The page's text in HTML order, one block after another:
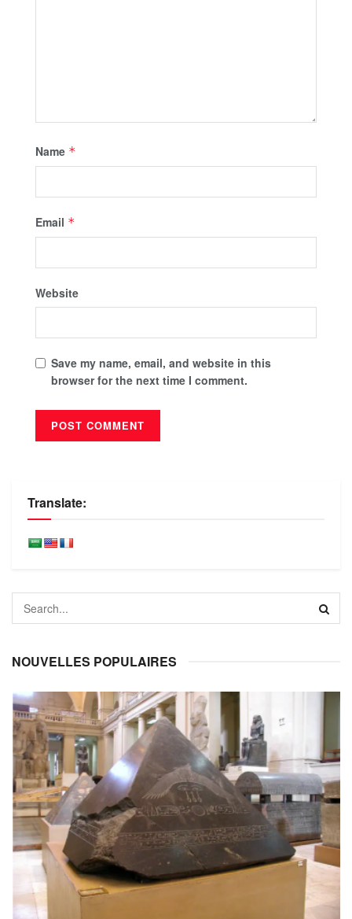
Name *
Email *
Website
Save my name, email, and website in this
browser for the next time I comment.
Translate:
NOUVELLES POPULAIRES